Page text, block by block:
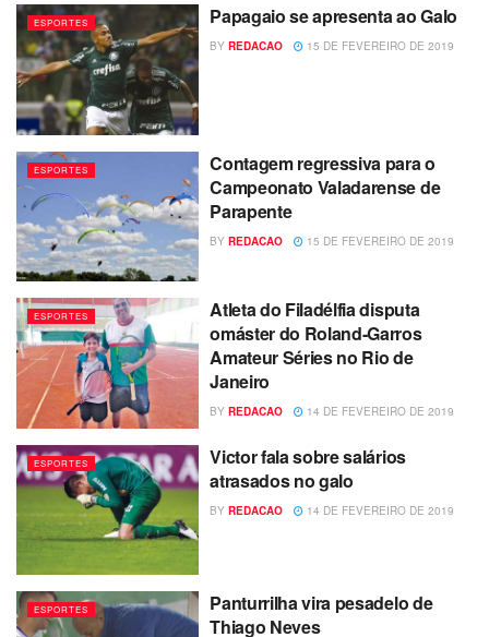
ESPORTES Papagaio se apresenta ao Galo
BY REDACAO 15 DE FEVEREIRO DE 2019
ESPORTES
Contagem regressiva para o
Campeonato Valadarense de
Parapente
BY REDACAO 15 DE FEVEREIRO DE 2019
ESPORTES
Atleta do Filadélfia disputa
omáster do Roland-Garros
Amateur Séries no Rio de
Janeiro
BY REDACAO 14 DE FEVEREIRO DE 2019
ESPORTES
Victor fala sobre salários
atrasados no galo
BY REDACAO 14 DE FEVEREIRO DE 2019
ESPORTES
Panturrilha vira pesadelo de
Thiago Neves